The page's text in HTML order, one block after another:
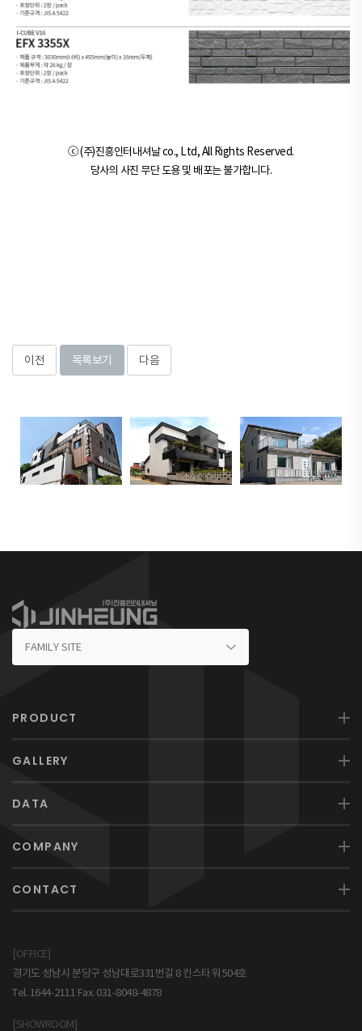
ⓒ (주)진흥인터내셔날 co., Ltd, All Rights Reserved.
당사의 사진 무단 도용 및 배포는 불가합니다.
이전 목록보기 다음
PRODUCT
GALLERY
DATA
COMPANY
CONTACT
[OFFICE]
경기도 성남시 분당구 성남대로331번길 8 킨스타워 504호
Tel. 1644-2111 Fax. 031-8048-4878
[SHOWROOM]